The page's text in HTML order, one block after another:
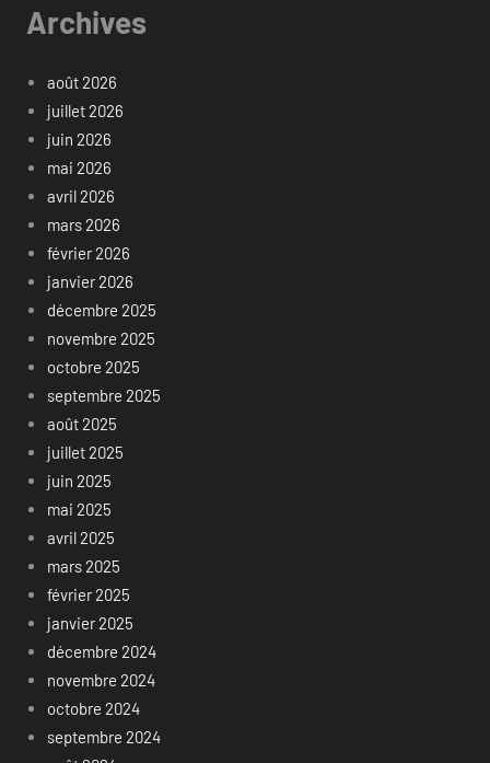
Archives
août 2026
juillet 2026
juin 2026
mai 2026
avril 2026
mars 2026
février 2026
janvier 2026
décembre 2025
novembre 2025
octobre 2025
septembre 2025
août 2025
juillet 2025
juin 2025
mai 2025
avril 2025
mars 2025
février 2025
janvier 2025
décembre 2024
novembre 2024
octobre 2024
septembre 2024